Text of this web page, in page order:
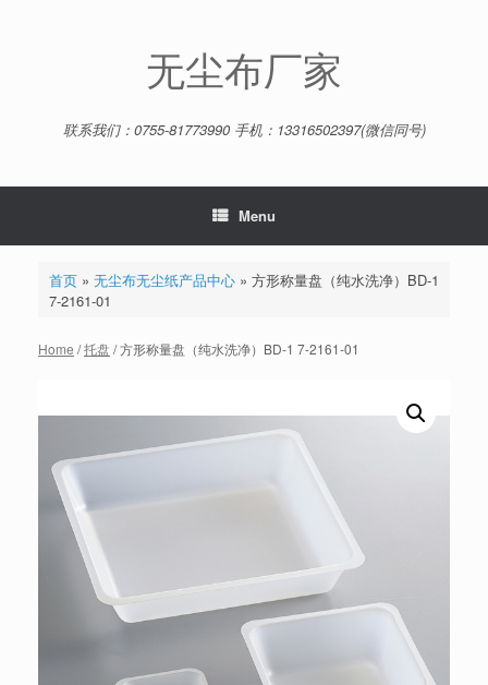
无尘布厂家
联系我们：0755-81773990 手机：13316502397(微信同号)
Menu
首页» 无尘布无尘纸产品中心» 方形称量盘（纯水洗净）BD-1
7-2161-01
Home /托盘 / 方形称量盘（纯水洗净）BD-1 7-2161-01